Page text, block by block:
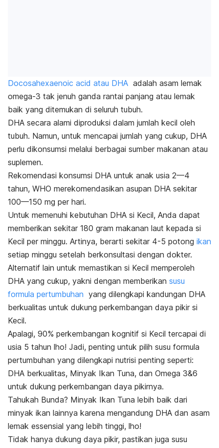
Docosahexaenoic acid atau DHA adalah asam lemak
omega-3 tak jenuh ganda rantai panjang atau lemak
baik yang ditemukan di seluruh tubuh.
DHA secara alami diproduksi dalam jumlah kecil oleh
tubuh. Namun, untuk mencapai jumlah yang cukup, DHA
perlu dikonsumsi melalui berbagai sumber makanan atau
suplemen.
Rekomendasi konsumsi DHA untuk anak usia 2—4
tahun, WHO merekomendasikan asupan DHA sekitar
100—150 mg per hari.
Untuk memenuhi kebutuhan DHA si Kecil, Anda dapat
memberikan sekitar 180 gram makanan laut kepada si
Kecil per minggu. Artinya, berarti sekitar 4-5 potong ikan
setiap minggu setelah berkonsultasi dengan dokter.
Alternatif lain untuk memastikan si Kecil memperoleh
DHA yang cukup, yakni dengan memberikan susu
formula pertumbuhan yang dilengkapi kandungan DHA
berkualitas untuk dukung perkembangan daya pikir si
Kecil.
Apalagi, 90% perkembangan kognitif si Kecil tercapai di
usia 5 tahun lho! Jadi, penting untuk pilih susu formula
pertumbuhan yang dilengkapi nutrisi penting seperti:
DHA berkualitas, Minyak Ikan Tuna, dan Omega 3&6
untuk dukung perkembangan daya pikirnya.
Tahukah Bunda? Minyak Ikan Tuna lebih baik dari
minyak ikan lainnya karena mengandung DHA dan asam
lemak essensial yang lebih tinggi, lho!
Tidak hanya dukung daya pikir, pastikan juga susu